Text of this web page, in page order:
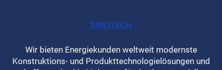
Wir bieten Energiekunden weltweit modernste
Konstruktions- und Produkttechnologielösungen und